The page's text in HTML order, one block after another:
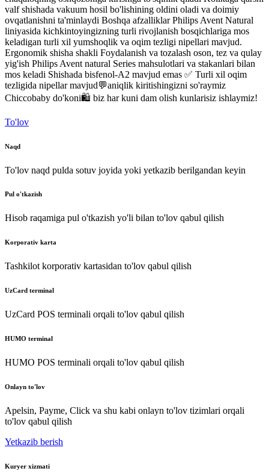
valf shishada vakuum hosil bo'lishining oldini oladi va doimiy
ovqatlanishni ta'minlaydi Boshqa afzalliklar Philips Avent Natural
liniyasida kichkintoyingizning turli rivojlanish bosqichlariga mos
keladigan turli xil yumshoqlik va oqim tezligi nipellari mavjud.
Ergonomik shisha shakli Foydalanish va tozalash oson, tez va qulay
yig'ish Philips Avent natural Series mahsulotlari va stakanlari bilan
mos keladi Shishada bisfenol-A2 mavjud emas ✅ Turli xil oqim
tezligida nipellar mavjud💬aniqlik kiritishingizni so'raymiz
Chiccobaby do'koni🛍 biz har kuni dam olish kunlarisiz ishlaymiz!
To'lov
Naqd
To'lov naqd pulda sotuv joyida yoki yetkazib berilgandan keyin
Pul o'tkazish
Hisob raqamiga pul o'tkazish yo'li bilan to'lov qabul qilish
Korporativ karta
Tashkilot korporativ kartasidan to'lov qabul qilish
UzCard terminal
UzCard POS terminali orqali to'lov qabul qilish
HUMO terminal
HUMO POS terminali orqali to'lov qabul qilish
Onlayn to'lov
Apelsin, Payme, Click va shu kabi onlayn to'lov tizimlari orqali
to'lov qabul qilish
Yetkazib berish
Kuryer xizmati